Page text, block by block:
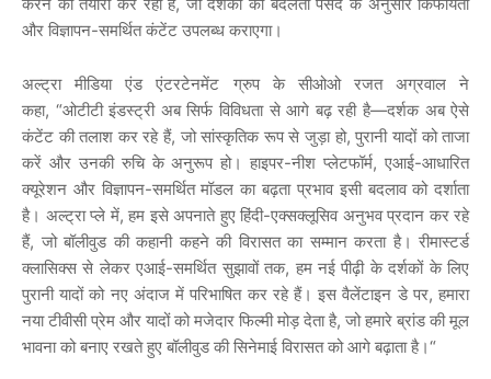
और विज्ञापन-समर्थित कंटेंट उपलब्ध कराएगा।
अल्ट्रा मीडिया एंड एंटरटेनमेंट ग्रुप के सीओओ रजत अग्रवाल
ने
कहा, “ओटीटी इंडस्ट्री अब सिर्फ विविधता से आगे बढ़ रही है—दर्शक अब ऐसे
कंटेंट की तलाश कर रहे हैं, जो सांस्कृतिक रूप से जुड़ा हो,पुरानी यादों को ताजा
करें और उनकी रुचि के अनुरूप हो। हाइपर-नीश प्लेटफॉर्म,एआई-आधारित
क्यूरेशन और विज्ञापन-समर्थित मॉडल का बढ़ता प्रभाव इसी बदलाव को दर्शाता
है। अल्ट्रा प्ले में, हम इसे अपनाते हुए हिंदी-एक्सक्लूसिव अनुभव प्रदान कर रहे
हैं, जो बॉलीवुड की कहानी कहने की विरासत का सम्मान करता है। रीमास्टर्ड
क्लासिक्स से लेकर एआई-समर्थित सुझावों तक, हम नई पीढ़ी के दर्शकों के लिए
पुरानी यादों को नए अंदाज में परिभाषित कर रहे हैं। इस वैलेंटाइन डे पर,हमारा
नया टीवीसी प्रेम और यादों को मजेदार फिल्मी मोड़ देता है, जो हमारे ब्रांड की मूल
भावना को बनाए रखते हुए बॉलीवुड की सिनेमाई विरासत को आगे बढ़ाता है।“